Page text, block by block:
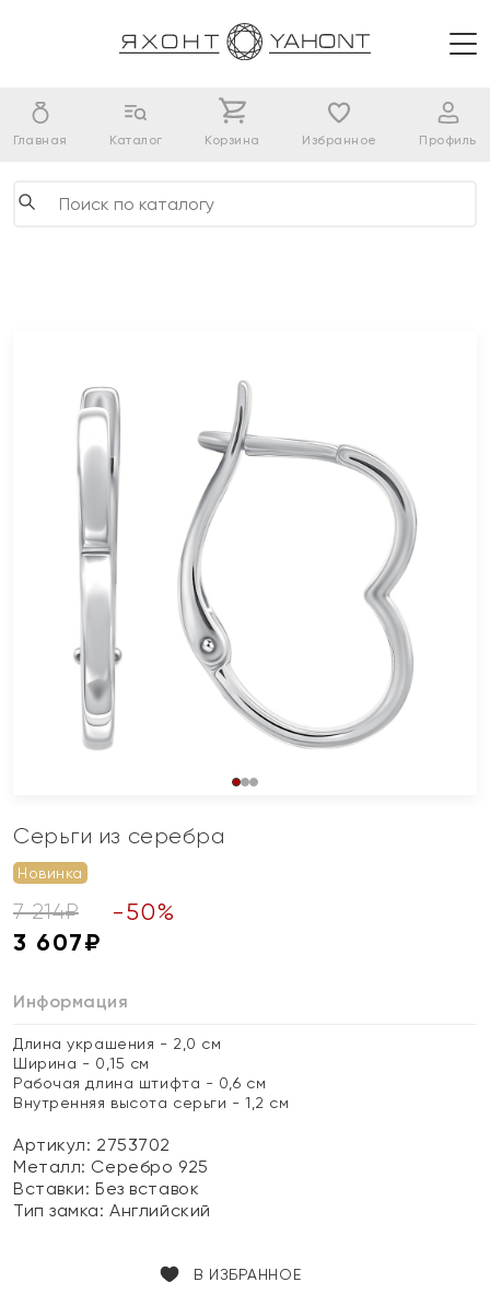
Главная Каталог Корзина Избранное Профиль
Серьги из серебра
Новинка
7 214₽ -50%
3 607₽
Информация
Длина украшения - 2,0 см
Ширина - 0,15 см
Рабочая длина штифта - 0,6 см
Внутренняя высота серьги - 1,2 см
Артикул: 2753702
Металл: Серебро 925
Вставки:Без вставок
Тип замка:Английский
В ИЗБРАННОЕ